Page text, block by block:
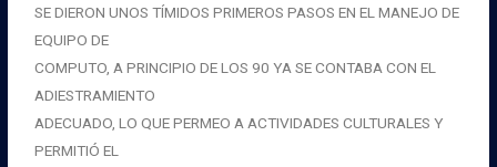
SE DIERON UNOS TÍMIDOS PRIMEROS PASOS EN EL MANEJO DE
EQUIPO DE
COMPUTO, A PRINCIPIO DE LOS 90 YA SE CONTABA CON EL
ADIESTRAMIENTO
ADECUADO, LO QUE PERMEO A ACTIVIDADES CULTURALES Y
PERMITIÓ EL